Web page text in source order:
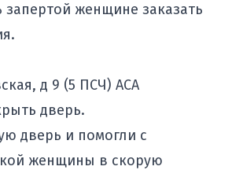
запертой женщине заказать
д 9 (5 ПСЧ) АСА
дверь.
дверь и помогли с
женщины в скорую